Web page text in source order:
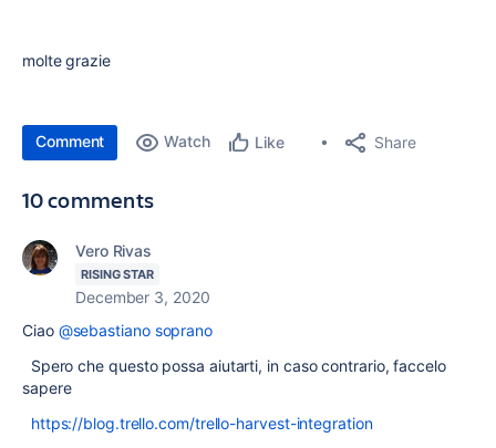
molte grazie
Comment Watch Like Share
10 comments
Vero Rivas
RISING STAR
December 3, 2020
Ciao @sebastiano soprano
Spero che questo possa aiutarti, in caso contrario, faccelo
sapere
https://blog.trello.com/trello-harvest-integration